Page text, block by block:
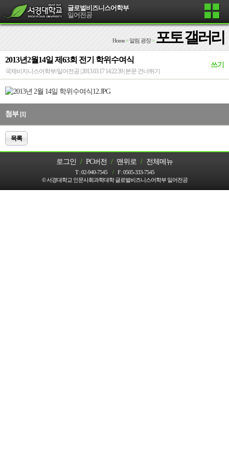
글로벌비즈니스어학부
일어전공
Home> 알림 광장> 포토 갤러리
2013년2월14일 제63회 전기 학위수여식
쓰기
국제비지니스어학부/일어전공 | 2013.03.17 14:22:39 | 본문 건너뛰기
첨부 [1]
목록
로그인 / PC버전 / 맨위로 / 전체메뉴
T :02-940-7545 / F :0505-333-7545
© 서경대학교 인문사회과학대학 글로벌비즈니스어학부 일어전공